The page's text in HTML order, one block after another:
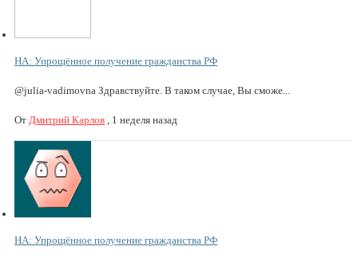
НА: Упрощённое получение гражданства РФ
@julia-vadimovna Здравствуйте. В таком случае, Вы сможе...
От Дмитрий Карлов , 1 неделя назад
НА: Упрощённое получение гражданства РФ